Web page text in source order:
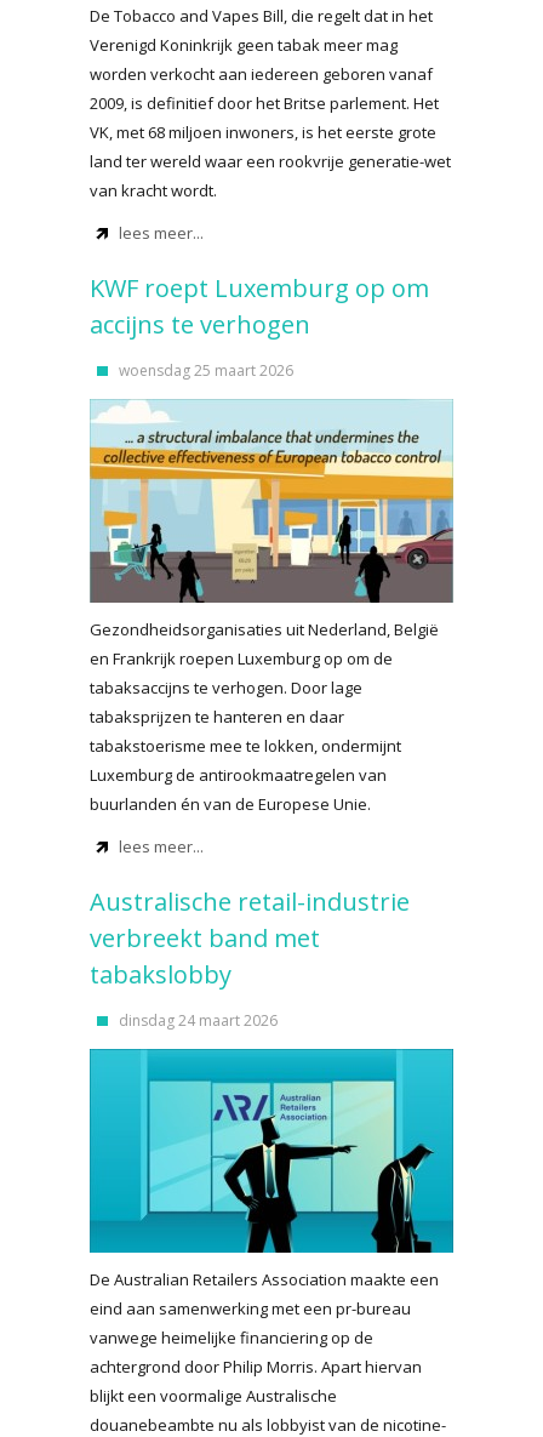
De Tobacco and Vapes Bill, die regelt dat in het
Verenigd Koninkrijk geen tabak meer mag
worden verkocht aan iedereen geboren vanaf
2009, is definitief door het Britse parlement. Het
VK, met 68 miljoen inwoners, is het eerste grote
land ter wereld waar een rookvrije generatie-wet
van kracht wordt.
lees meer...
KWF roept Luxemburg op om
accijns te verhogen
woensdag 25 maart 2026
Gezondheidsorganisaties uit Nederland, België
en Frankrijk roepen Luxemburg op om de
tabaksaccijns te verhogen. Door lage
tabaksprijzen te hanteren en daar
tabakstoerisme mee te lokken, ondermijnt
Luxemburg de antirookmaatregelen van
buurlanden én van de Europese Unie.
lees meer...
Australische retail-industrie
verbreekt band met
tabakslobby
dinsdag 24 maart 2026
De Australian Retailers Association maakte een
eind aan samenwerking met een pr-bureau
vanwege heimelijke financiering op de
achtergrond door Philip Morris. Apart hiervan
blijkt een voormalige Australische
douanebeambte nu als lobbyist van de nicotine-